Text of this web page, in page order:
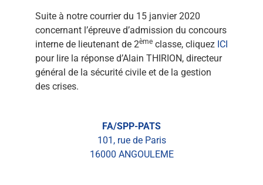
Suite à notre courrier du 15 janvier 2020
concernant l’épreuve d’admission du concours
interne de lieutenant de 2ème classe, cliquez ICI
pour lire la réponse d’Alain THIRION, directeur
général de la sécurité civile et de la gestion
des crises.
FA/SPP-PATS
101, rue de Paris
16000 ANGOULEME